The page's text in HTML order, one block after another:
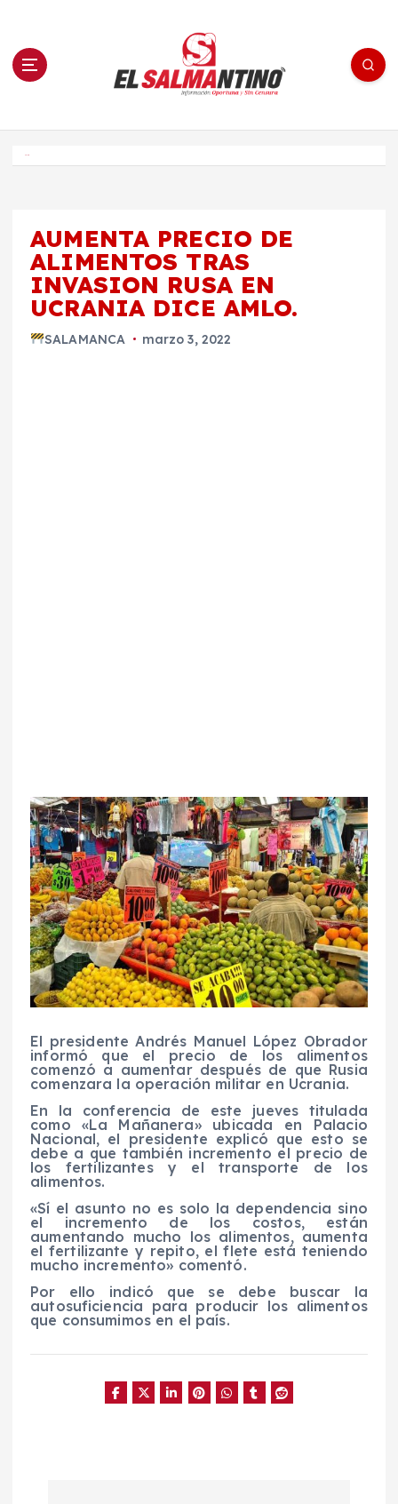
n El Salmantino - medios/noticias/editorial
AUMENTA PRECIO DE
ALIMENTOS TRAS
INVASION RUSA EN
UCRANIA DICE AMLO.
SALAMANCA marzo 3, 2022
El presidente Andrés Manuel López Obrador
informó que el precio de los alimentos
comenzó a aumentar después de que Rusia
comenzara la operación militar en Ucrania.
En la conferencia de este jueves titulada
como «La Mañanera» ubicada en Palacio
Nacional, el presidente explicó que esto se
debe a que también incremento el precio de
los fertilizantes y el transporte de los
alimentos.
«Sí el asunto no es solo la dependencia sino
el incremento de los costos, están
aumentando mucho los alimentos, aumenta
el fertilizante y repito, el flete está teniendo
mucho incremento» comentó.
Por ello indicó que se debe buscar la
autosuficiencia para producir los alimentos
que consumimos en el país.